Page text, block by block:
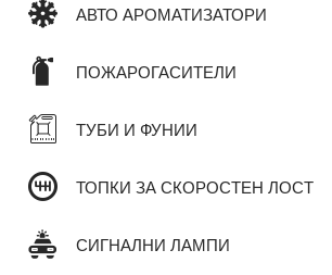
АВТО АРОМАТИЗАТОРИ
ПОЖАРОГАСИТЕЛИ
ТУБИ И ФУНИИ
ТОПКИ ЗА СКОРОСТЕН ЛОСТ
СИГНАЛНИ ЛАМПИ